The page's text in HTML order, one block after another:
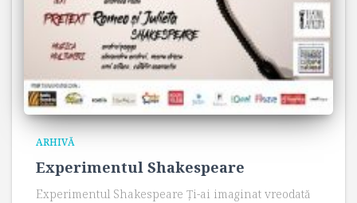
ARHIVĂ
Experimentul Shakespeare
Experimentul Shakespeare Ți-ai imaginat vreodată